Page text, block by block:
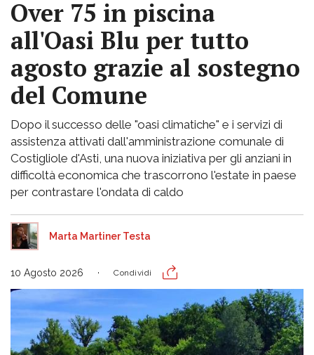
Over 75 in piscina
all'Oasi Blu per tutto
agosto grazie al sostegno
del Comune
Dopo il successo delle "oasi climatiche" e i servizi di
assistenza attivati dall'amministrazione comunale di
Costigliole d'Asti, una nuova iniziativa per gli anziani in
difficoltà economica che trascorrono l'estate in paese
per contrastare l'ondata di caldo
Marta Martiner Testa
10 Agosto 2026 Condividi